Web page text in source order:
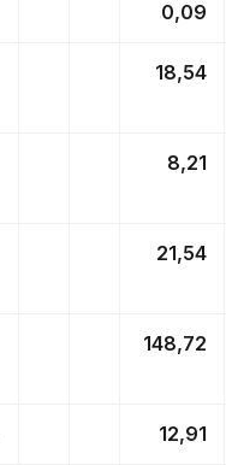
0,09
18,54
8,21
21,54
148,72
12,91